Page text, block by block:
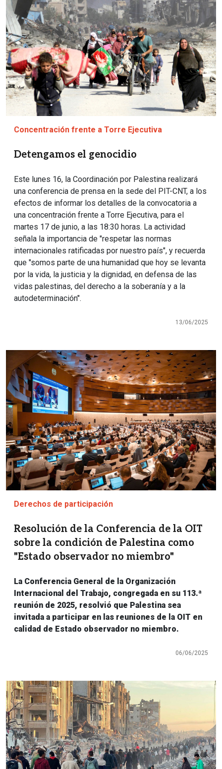
Concentración frente a Torre Ejecutiva
Detengamos el genocidio
Este lunes 16, la Coordinación por Palestina realizará
una conferencia de prensa en la sede del PIT-CNT, a los
efectos de informar los detalles de la convocatoria a
una concentración frente a Torre Ejecutiva, para el
martes 17 de junio, a las 18:30 horas. La actividad
señala la importancia de "respetar las normas
internacionales ratificadas por nuestro país", y recuerda
que "somos parte de una humanidad que hoy se levanta
por la vida, la justicia y la dignidad, en defensa de las
vidas palestinas, del derecho a la soberanía y a la
autodeterminación".
13/06/2025
Imagen
Derechos de participación
Resolución de la Conferencia de la OIT
sobre la condición de Palestina como
"Estado observador no miembro"
La Conferencia General de la Organización
Internacional del Trabajo, congregada en su 113.ª
reunión de 2025, resolvió que Palestina sea
invitada a participar en las reuniones de la OIT en
calidad de Estado observador no miembro.
06/06/2025
Imagen